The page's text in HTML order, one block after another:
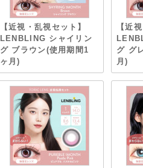
【近視・乱視セット】
LENBLING シャイリン
グ ブラウン(使用期間1
ヶ月)
【近
グ グ
月)